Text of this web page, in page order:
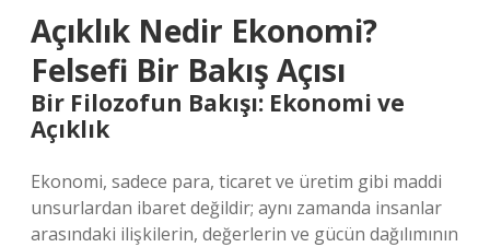
Açıklık Nedir Ekonomi?
Felsefi Bir Bakış Açısı
Bir Filozofun Bakışı: Ekonomi ve
Açıklık
Ekonomi, sadece para, ticaret ve üretim gibi maddi
unsurlardan ibaret değildir; aynı zamanda insanlar
arasındaki ilişkilerin, değerlerin ve gücün dağılımının